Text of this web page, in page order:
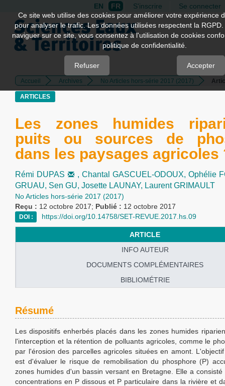
Quick
jump
page
Main
Navigation
Sidebar
EN FR S'inscrire Se connecter
Accueil Archives No Articles hors-série 2017 (2017)
ARTICLES
Les zones humides
puits ou sources de
dans les paysages agricoles
Rémi DUPAS , Chantal GASCUEL-ODOUX, Ophélie
GRUAU, Sen GU, Josette LAUNAY, Laurent GRIMAULT
No Articles hors-série 2017 (2017)
Reçu : 12 octobre 2017; Publié : 12 octobre 2017
DOI : https://doi.org/10.14758/SET-REVUE.2017.hs.09
ARTICLE
INFO AUTEUR
DOCUMENTS COMPLÉMENTAIRES
BIBLIOMÉTRIE
Résumé
Les dispositifs enherbés placés dans les zones humides
l'interception et la rétention de polluants agricoles, comme le
par l'érosion des parcelles agricoles situées en amont.
est d'évaluer le risque de remobilisation du phosphore (P)
zones humides d'un bassin versant en Bretagne. Elle a
concentrations en P dissous et P particulaire dans la rivière et
Ce site web utilise des cookies pour améliorer votre expérience
pour analyser le trafic. Les données utilisées respectent la
naviguer sur ce site, vous consentez à l'utilisation de cookies
politique de confidentialité.
Refuser Accepter